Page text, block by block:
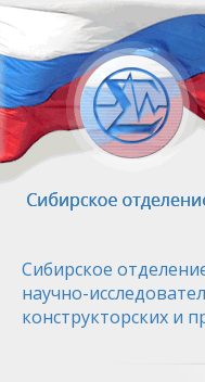
Перейти
основному
содержанию
Сибирское
научно-
конструкторских и